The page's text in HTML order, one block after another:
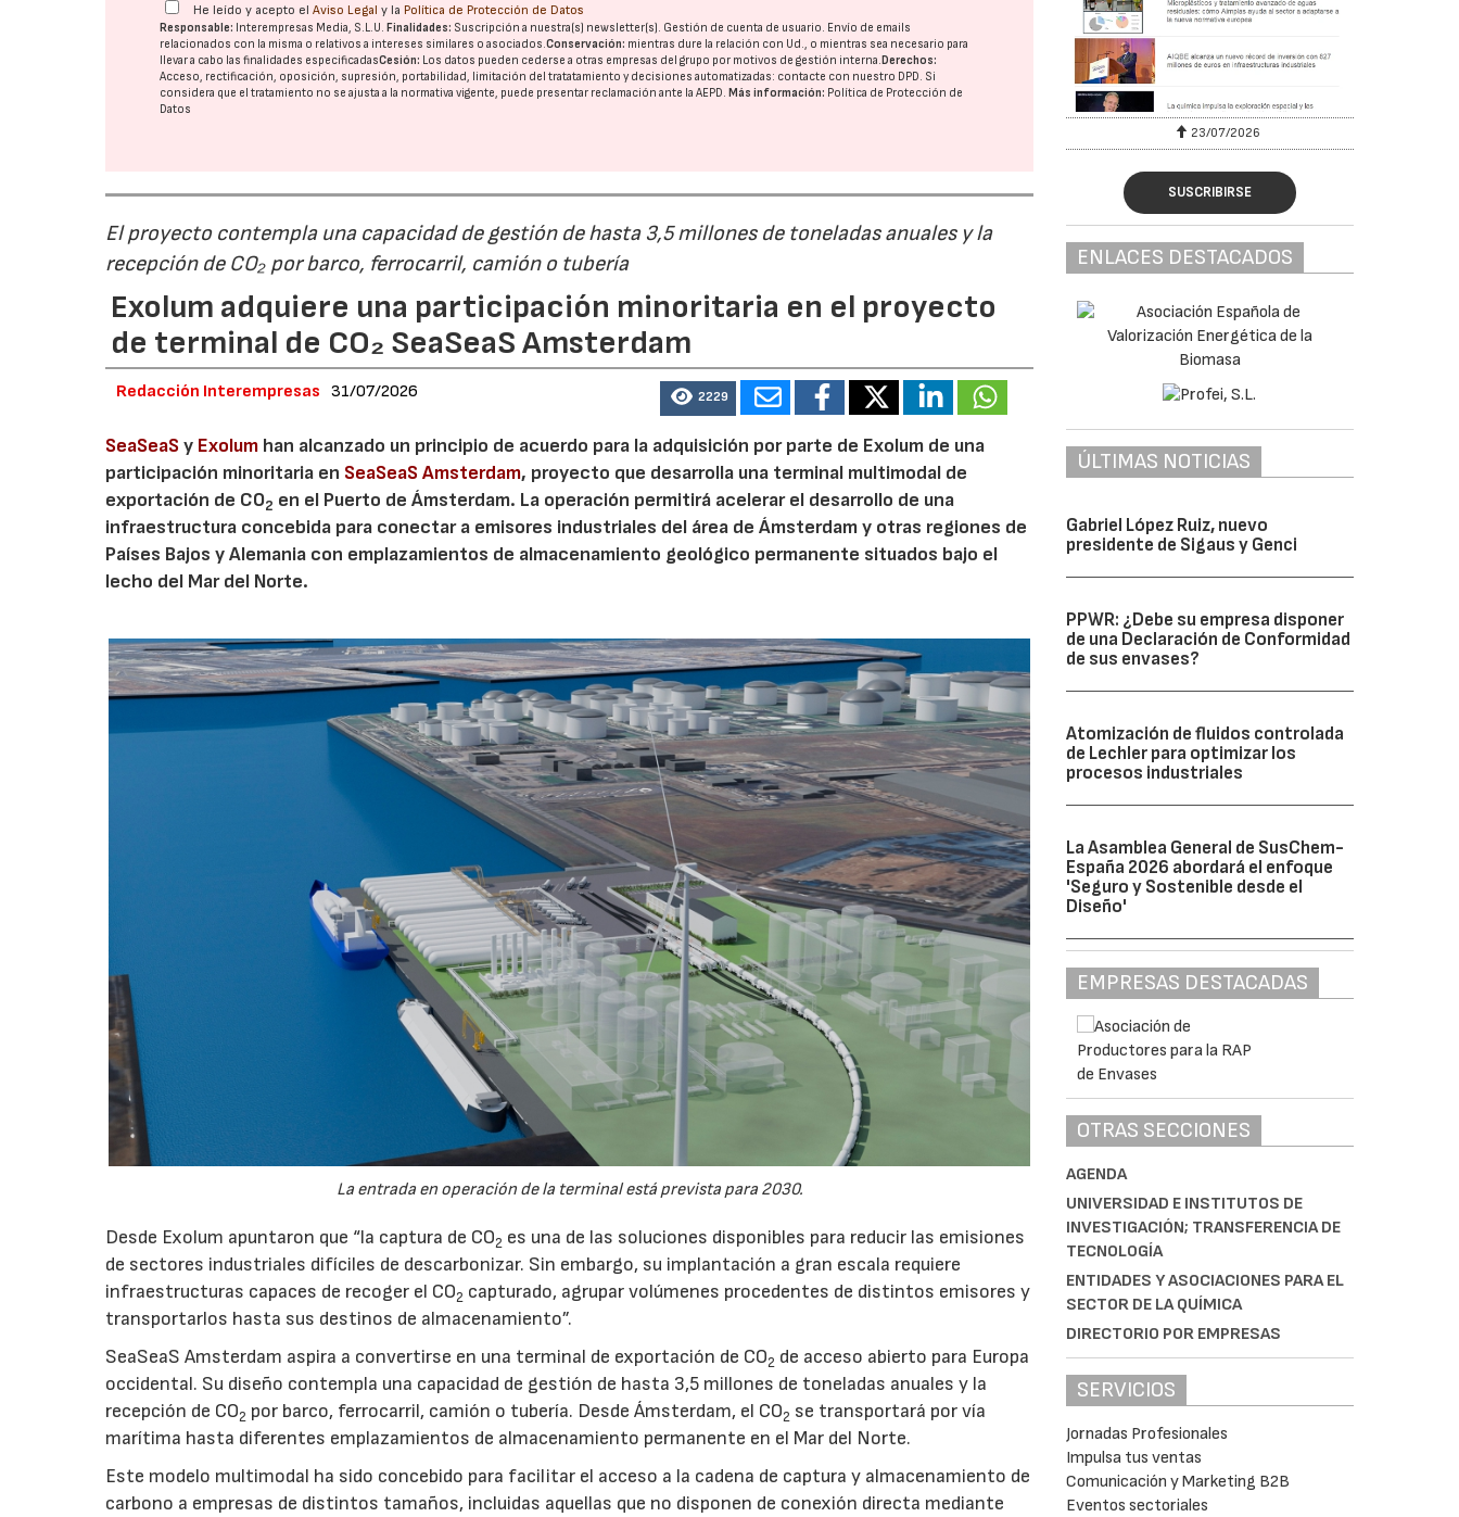
He leído y acepto elAviso Legal y la Política de Protección de Datos
Responsable: Interempresas Media, S.L.U.Finalidades: Suscripción a nuestra(s) newsletter(s). Gestión de cuenta de usuario. Envío de emails
relacionados con la misma o relativos a intereses similares o asociados.Conservación: mientras dure la relación con Ud., o mientras sea necesario para
llevar a cabo las finalidades especificadasCesión: Los datos pueden cederse a otras empresas del grupo por motivos de gestión interna.Derechos:
Acceso, rectificación, oposición, supresión, portabilidad, limitación del tratatamiento y decisiones automatizadas: contacte con nuestro DPD. Si
considera que el tratamiento no se ajusta a la normativa vigente, puede presentar reclamación ante laAEPD.Más información: Política de Protección de
Datos
El proyecto contempla una capacidad de gestión de hasta 3,5 millones de toneladas anuales y la
recepción de CO₂ por barco, ferrocarril, camión o tubería
Exolum adquiere una participación minoritaria en el proyecto
de terminal de CO₂ SeaSeaS Amsterdam
Redacción Interempresas 31/07/2026 2229
SeaSeaSy Exolum han alcanzado un principio de acuerdo para la adquisición por parte de Exolum de una
participación minoritaria en SeaSeaS Amsterdam, proyecto que desarrolla una terminal multimodal de
exportación de CO2 en el Puerto de Ámsterdam. La operación permitirá acelerar el desarrollo de una
infraestructura concebida para conectar a emisores industriales del área de Ámsterdam y otras regiones de
Países Bajos y Alemania con emplazamientos de almacenamiento geológico permanente situados bajo el
lecho del Mar del Norte.
La entrada en operación de la terminal está prevista para 2030.
Desde Exolum apuntaron que “la captura de CO2 es una de las soluciones disponibles para reducir las emisiones
de sectores industriales difíciles de descarbonizar. Sin embargo, su implantación a gran escala requiere
infraestructuras capaces de recoger el CO2 capturado, agrupar volúmenes procedentes de distintos emisores y
transportarlos hasta sus destinos de almacenamiento”.
SeaSeaS Amsterdam aspira a convertirse en una terminal de exportación de CO2 de acceso abierto para Europa
occidental. Su diseño contempla una capacidad de gestión de hasta 3,5 millones de toneladas anuales y la
recepción de CO2 por barco, ferrocarril, camión o tubería. Desde Ámsterdam, el CO2 se transportará por vía
marítima hasta diferentes emplazamientos de almacenamiento permanente en el Mar del Norte.
Este modelo multimodal ha sido concebido para facilitar el acceso a la cadena de captura y almacenamiento de
carbono a empresas de distintos tamaños, incluidas aquellas que no disponen de conexión directa mediante
23/07/2026
SUSCRIBIRSE
ENLACES DESTACADOS
ÚLTIMAS NOTICIAS
Gabriel López Ruiz, nuevo
presidente de Sigaus y Genci
PPWR: ¿Debe su empresa disponer
de una Declaración de Conformidad
de sus envases?
Atomización de fluidos controlada
de Lechler para optimizar los
procesos industriales
La Asamblea General de SusChem-
España 2026 abordará el enfoque
'Seguro y Sostenible desde el
Diseño'
EMPRESAS DESTACADAS
OTRAS SECCIONES
AGENDA
UNIVERSIDAD E INSTITUTOS DE
INVESTIGACIÓN; TRANSFERENCIA DE
TECNOLOGÍA
ENTIDADES Y ASOCIACIONES PARA EL
SECTOR DE LA QUÍMICA
DIRECTORIO POR EMPRESAS
SERVICIOS
Jornadas Profesionales
Impulsa tus ventas
Comunicación y Marketing B2B
Eventos sectoriales